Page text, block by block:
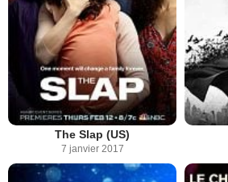
The Slap (US)
7 janvier 2017